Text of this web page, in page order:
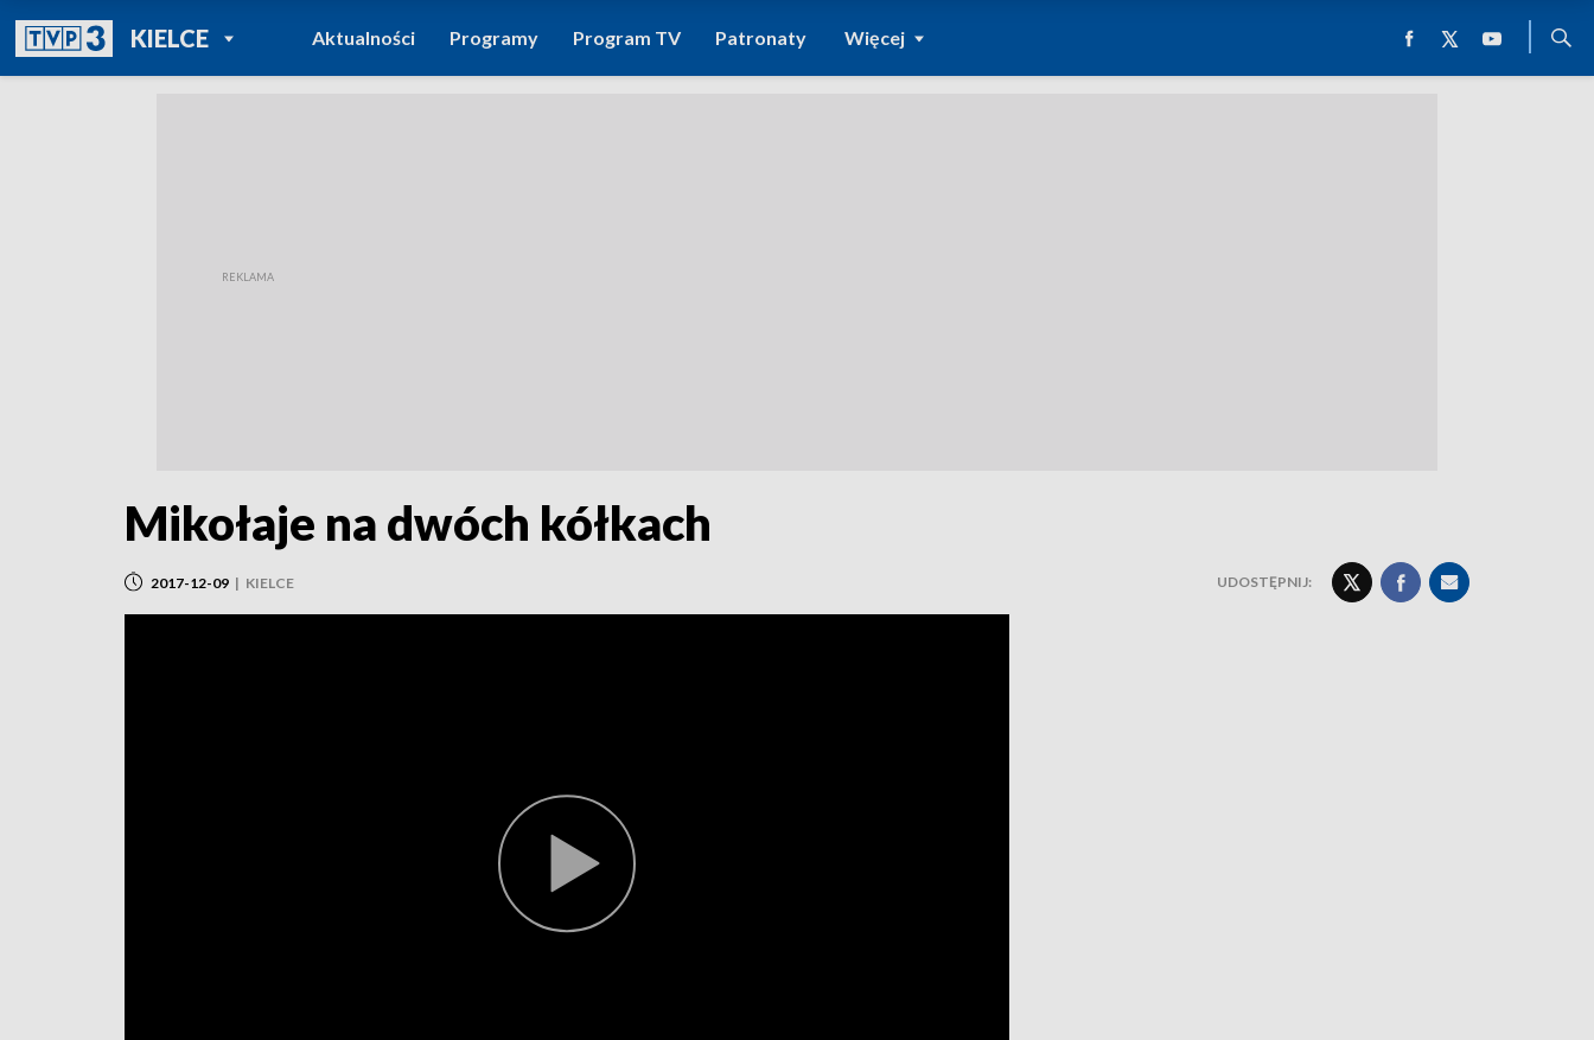
KIELCEPOWRÓT DO
TVP REGIONY
Aktualności Programy Program TV Patronaty Więcej
Mikołaje na dwóch kółkach
2017-12-09 | KIELCE UDOSTĘPNIJ: